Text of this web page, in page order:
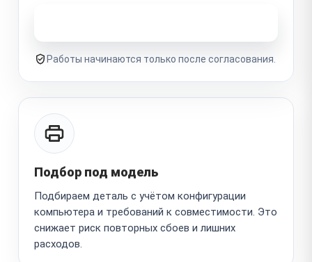
Работы начинаются только после согласования.
Подбор под модель
Подбираем деталь с учётом конфигурации
компьютера и требований к совместимости. Это
снижает риск повторных сбоев и лишних
расходов.